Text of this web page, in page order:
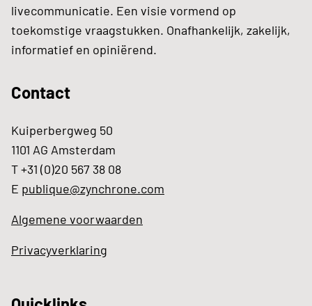
livecommunicatie. Een visie vormend op
toekomstige vraagstukken. Onafhankelijk, zakelijk,
informatief en opiniërend.
Contact
Kuiperbergweg 50
1101 AG Amsterdam
T +31 (0)20 567 38 08
E publique@zynchrone.com
Algemene voorwaarden
Privacyverklaring